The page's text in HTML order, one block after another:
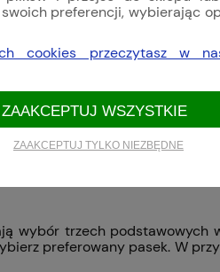
napisy na tarczy z
oszczędzać nawet w
jest trwałe i trudne do
przez stalowy
wybór trzech
preferowany pasek. W
preferencji, wybierając
cookies przeczytasz w
ZAAKCEPTUJ TYLKO NIEZBĘDNE
ZAAKCEPTUJ WSZYSTKIE